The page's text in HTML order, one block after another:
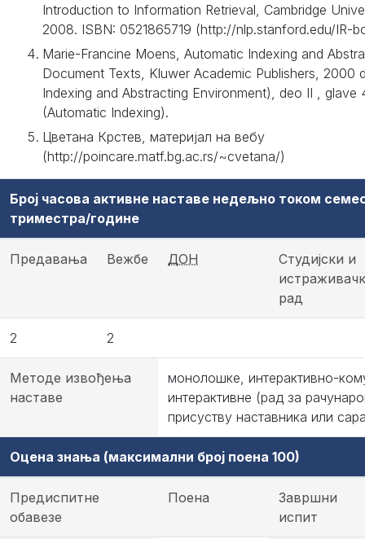
Introduction to Information Retrieval, Cambridge
2008. ISBN: 0521865719 (http://nlp.stanford.edu/IR-
Marie-Francine Moens, Automatic Indexing and
Document Texts, Kluwer Academic Publishers, 2000
Indexing and Abstracting Environment), deo II , glave
(Automatic Indexing).
Цветана Крстев, материјал на вебу
(http://poincare.matf.bg.ac.rs/~cvetana/)
Број часова активне наставе недељно током
триместра/године
Предавања Вежбе ДОН
Студијски и
рад
2 2
Методе извођења
наставе
монолошке, интерактивно-
интерактивне (рад за
присуству наставника или
Оцена знања (максимални број поена 100)
Предиспитне
обавезе
Поена
Завршни
испит